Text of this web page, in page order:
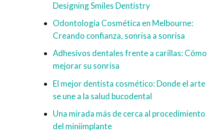
Designing Smiles Dentistry
Odontología Cosmética en Melbourne:
Creando confianza, sonrisa a sonrisa
Adhesivos dentales frente a carillas: Cómo
mejorar su sonrisa
El mejor dentista cosmético: Donde el arte
se une a la salud bucodental
Una mirada más de cerca al procedimiento
del miniimplante